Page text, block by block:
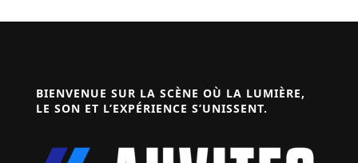
BIENVENUE SUR LA SCÈNE OÙ LA LUMIÈRE,
LE SON ET L’EXPÉRIENCE S’UNISSENT.